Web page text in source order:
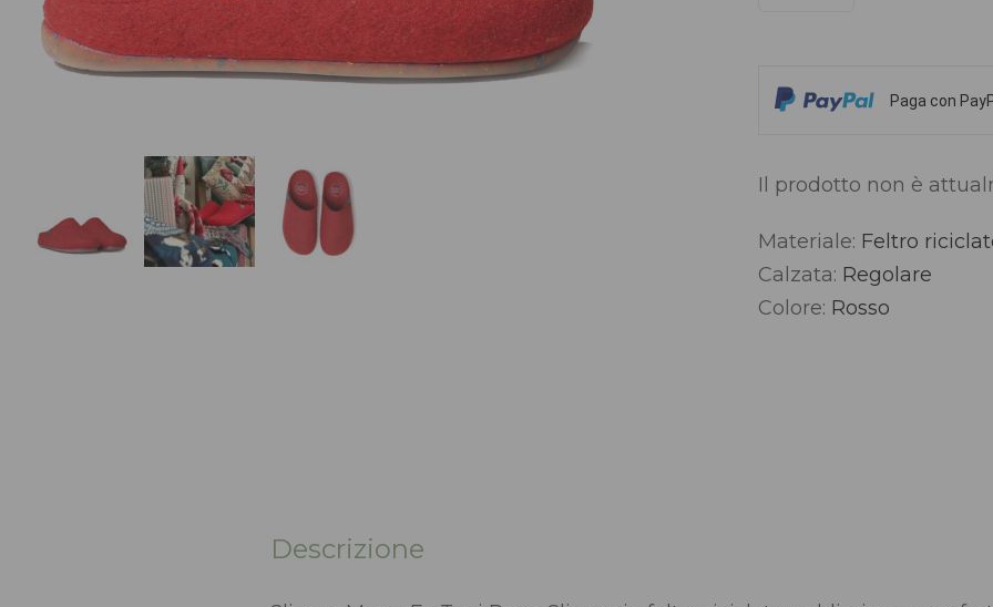
Paga con
Il prodotto non è
Alternative:
Materiale: Feltro
Calzata: Regolare
Colore: Rosso
Descrizione